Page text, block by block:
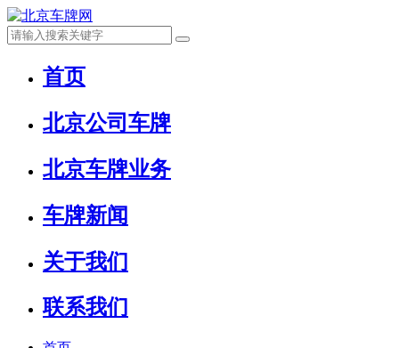
首页
北京公司车牌
北京车牌业务
车牌新闻
关于我们
联系我们